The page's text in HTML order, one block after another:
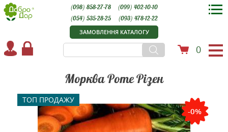
ЗАМОВЛЕННЯ КАТАЛОГУ
0
(098) 858-27-78
(099) 402-10-10
(054) 535-28-25
(093) 478-12-22
Морква Роте Різен
ТОП ПРОДАЖУ
-0%